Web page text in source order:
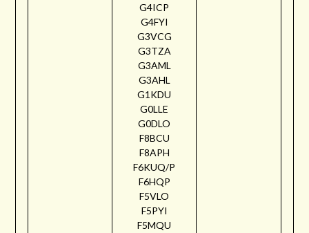
G4ICP
G4FYI
G3VCG
G3TZA
G3AML
G3AHL
G1KDU
G0LLE
G0DLO
F8BCU
F8APH
F6KUQ/P
F6HQP
F5VLO
F5PYI
F5MQU